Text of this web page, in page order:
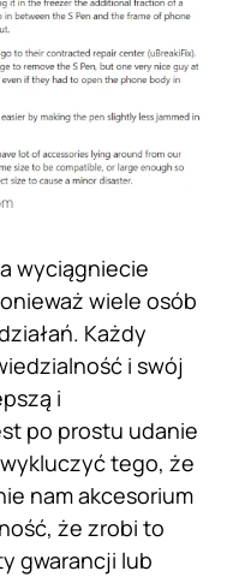
wyciągniecie
wiele osób
Każdy
i swój
i
po prostu udanie
tego, że
nam akcesorium
że zrobi to
gwarancji lub